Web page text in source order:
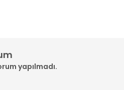
yapılmadı.